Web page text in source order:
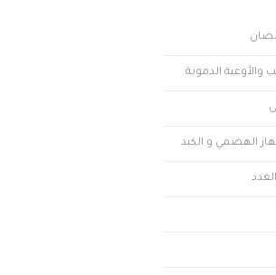
والأوعية الدموية
الهضمي و الكبد